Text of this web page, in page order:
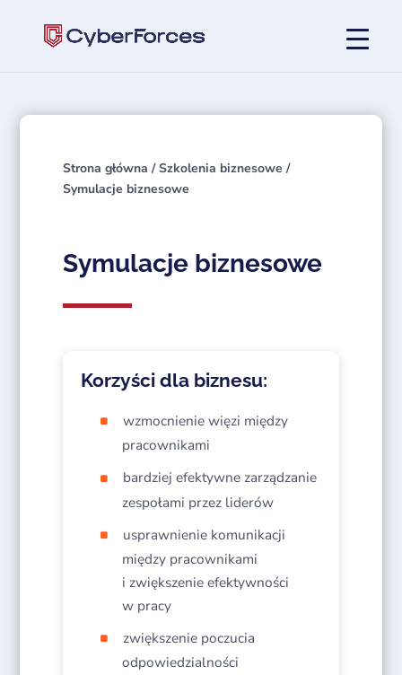
Strona główna /Szkolenia biznesowe /
Symulacje biznesowe
Symulacje biznesowe
Korzyści dla biznesu:
wzmocnienie więzi między
pracownikami
bardziej efektywne zarządzanie
zespołami przez liderów
usprawnienie komunikacji
między pracownikami
i zwiększenie efektywności
w pracy
zwiększenie poczucia
odpowiedzialności